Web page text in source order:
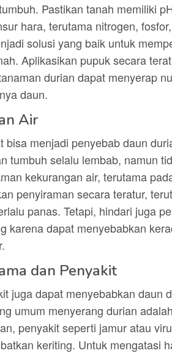
Pastikan tanah memiliki
hara, terutama nitrogen,
solusi yang baik untuk
Aplikasikan pupuk secara
durian dapat menyerap
daun.
Air
bisa menjadi penyebab daun
tumbuh selalu lembab, namun
kekurangan air, terutama
penyiraman secara teratur,
panas. Tetapi, hindari juga
karena dapat menyebabkan
dan Penyakit
juga dapat menyebabkan daun
umum menyerang durian
penyakit seperti jamur atau
keriting. Untuk mengatasi